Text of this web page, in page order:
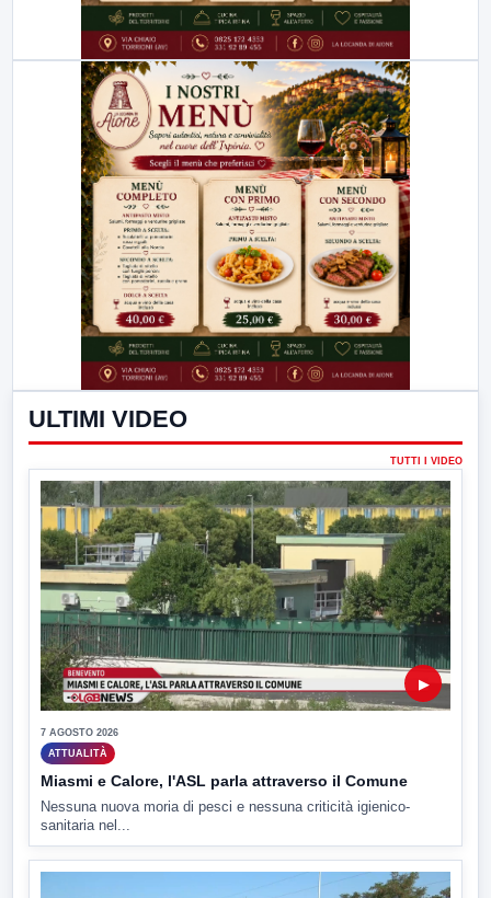
ULTIMI VIDEO
TUTTI I VIDEO
▶
7 AGOSTO 2026
ATTUALITÀ
Miasmi e Calore, l'ASL parla attraverso il Comune
Nessuna nuova moria di pesci e nessuna criticità igienico-
sanitaria nel...